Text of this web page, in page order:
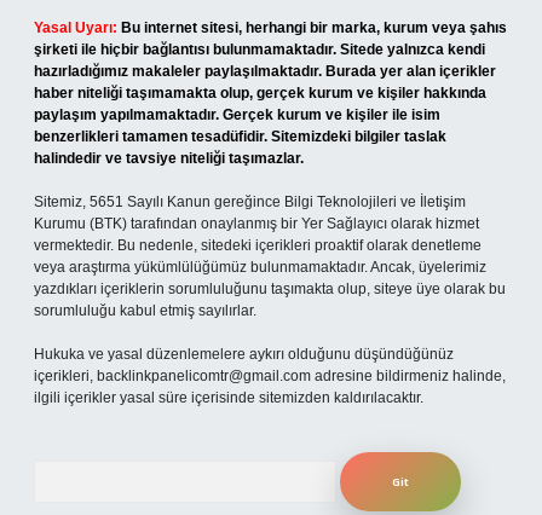
Yasal Uyarı: Bu internet sitesi, herhangi bir marka, kurum veya şahıs
şirketi ile hiçbir bağlantısı bulunmamaktadır. Sitede yalnızca kendi
hazırladığımız makaleler paylaşılmaktadır. Burada yer alan içerikler
haber niteliği taşımamakta olup, gerçek kurum ve kişiler hakkında
paylaşım yapılmamaktadır. Gerçek kurum ve kişiler ile isim
benzerlikleri tamamen tesadüfidir. Sitemizdeki bilgiler taslak
halindedir ve tavsiye niteliği taşımazlar.
Sitemiz, 5651 Sayılı Kanun gereğince Bilgi Teknolojileri ve İletişim
Kurumu (BTK) tarafından onaylanmış bir Yer Sağlayıcı olarak hizmet
vermektedir. Bu nedenle, sitedeki içerikleri proaktif olarak denetleme
veya araştırma yükümlülüğümüz bulunmamaktadır. Ancak, üyelerimiz
yazdıkları içeriklerin sorumluluğunu taşımakta olup, siteye üye olarak bu
sorumluluğu kabul etmiş sayılırlar.
Hukuka ve yasal düzenlemelere aykırı olduğunu düşündüğünüz
içerikleri, backlinkpanelicomtr@gmail.com adresine bildirmeniz halinde,
ilgili içerikler yasal süre içerisinde sitemizden kaldırılacaktır.